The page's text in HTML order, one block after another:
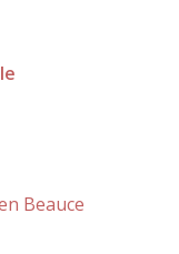
Beauce